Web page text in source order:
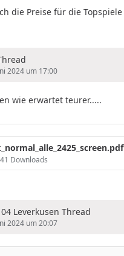
die Preise für die Topspiele
2024 um 17:00
wie erwartet teurer.....
Downloads
Leverkusen Thread
2024 um 20:07